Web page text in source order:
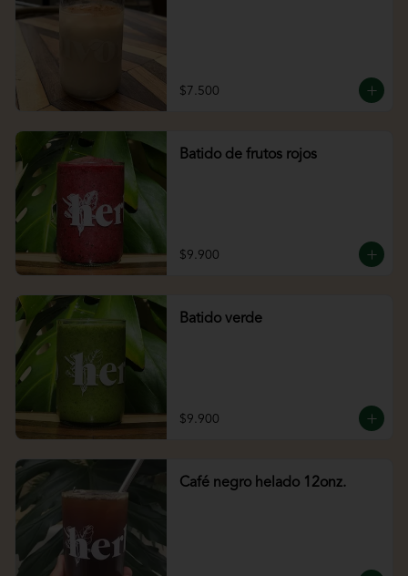
$7.500
Batido de frutos rojos
$9.900
Batido verde
$9.900
Café negro helado 12onz.